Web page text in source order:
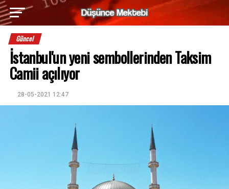
Güncel
İstanbul'un yeni sembollerinden Taksim
Camii açılıyor
28-05-2021 12:47